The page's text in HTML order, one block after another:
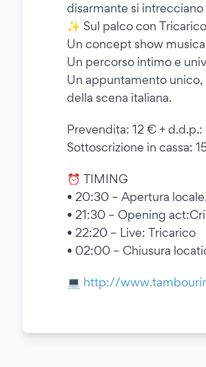
disarmante si
✨ Sul palco con
Un concept show
Un percorso intimo e
Un appuntamento
della scena italiana.
Prevendita: 12 € + d.d.p.:
Sottoscrizione in cassa:
⏰ TIMING
• 20:30 – Apertura
• 21:30 – Opening
• 22:20 – Live: Tricarico
• 02:00 – Chiusura
💻 http://